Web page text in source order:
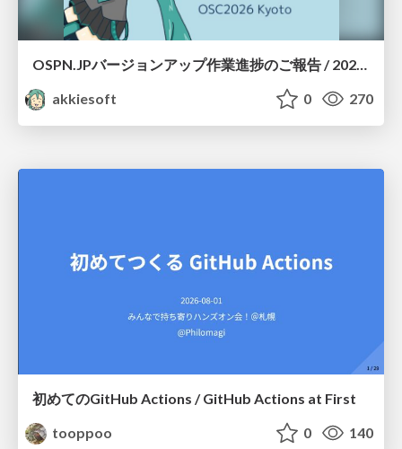
akkiesoft
0 270
初めてのGitHub Actions / GitHub Actions at First
tooppoo
0 140